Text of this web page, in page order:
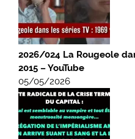
2026/024 La Rougeole
2015 – YouTube
05/05/2026